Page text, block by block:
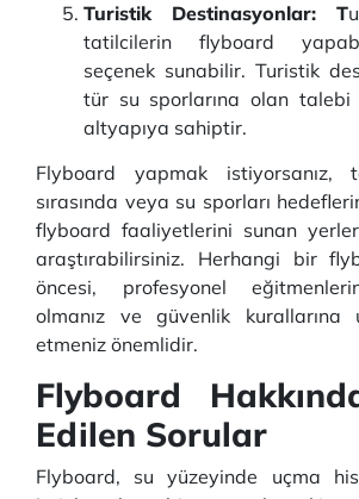
Turistik Destinasyonlar: T
tatilcilerin flyboard
seçenek sunabilir. Turistik
tür su sporlarına olan talebi
altyapıya sahiptir.
Flyboard yapmak istiyorsanız,
sırasında veya su sporları
flyboard faaliyetlerini sunan
araştırabilirsiniz. Herhangi bir
öncesi, profesyonel
olmanız ve güvenlik kurallarına
etmeniz önemlidir.
Flyboard
Edilen Sorular
Flyboard, su yüzeyinde uçma